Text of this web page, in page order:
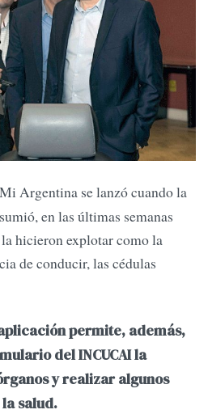
Argentina se lanzó cuando la
en las últimas semanas
hicieron explotar como la
de conducir, las cédulas
permite, además,
del INCUCAI la
y realizar algunos
salud.